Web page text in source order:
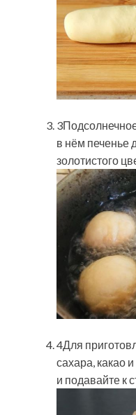
в нём печенье
золотистого
4Для
сахара, какао
и подавайте к